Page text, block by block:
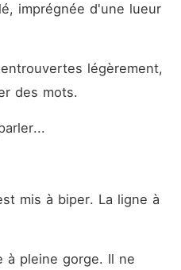
imprégnée d'une lueur
légèrement,
des mots.
mis à biper. La ligne à
à pleine gorge. Il ne